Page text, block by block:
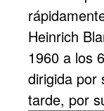
Heinrich
1960 a los
dirigida por
tarde, por